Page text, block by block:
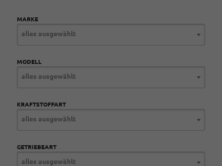
MARKE
alles ausgewählt
MODELL
alles ausgewählt
KRAFTSTOFFART
alles ausgewählt
GETRIEBEART
alles ausgewählt